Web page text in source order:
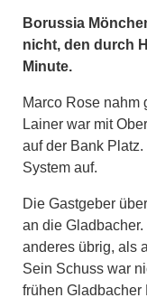
Borussia
nicht, den durch
Minute.
Marco Rose nahm
Lainer war mit
auf der Bank
System auf.
Die Gastgeber
an die
anderes übrig, als
Sein Schuss war
frühen Gladbacher